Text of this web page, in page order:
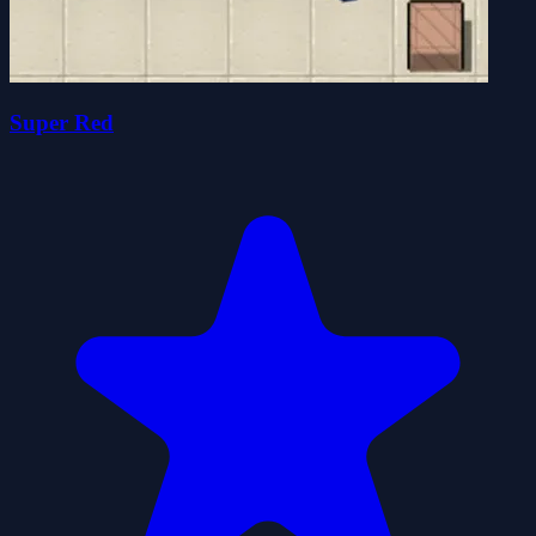
Super Red